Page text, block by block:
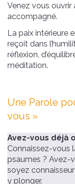
Venez vous
accompagné.
La paix intérieure
reçoit dans
réflexion,
méditation.
Une Parole
vous »
Avez-vous déjà
Connaissez-vous
psaumes ? Avez-
soyez
y plonger.